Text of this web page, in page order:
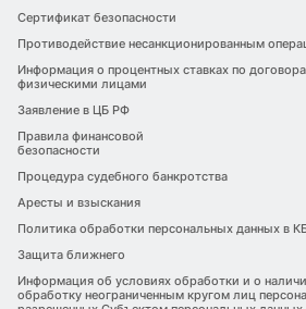
Сертификат безопасности
Противодействие несанкционированным
Информация о процентных ставках по
физическими лицами
Заявление в ЦБ РФ
Правила финансовой
безопасности
Процедура судебного банкротства
Аресты и взыскания
Политика обработки персональных данных в
Защита ближнего
Информация об условиях обработки и о
обработку неограниченным кругом лиц